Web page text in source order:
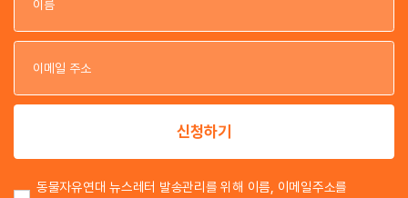
이
이
신청하기
동물자유연대 뉴스레터 발송관리를 위해 이름, 이메일주소를